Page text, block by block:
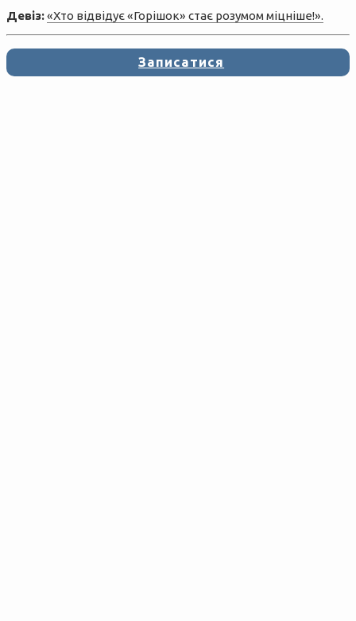
Девіз:«Хто відвідує «Горішок» cтає розумом міцніше!».
Записатися